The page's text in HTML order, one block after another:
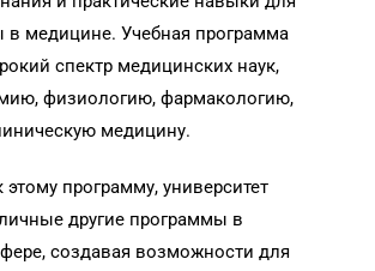
в медицине. Учебная программа
спектр медицинских наук,
физиологию, фармакологию,
медицину.
программу, университет
другие программы в
создавая возможности для